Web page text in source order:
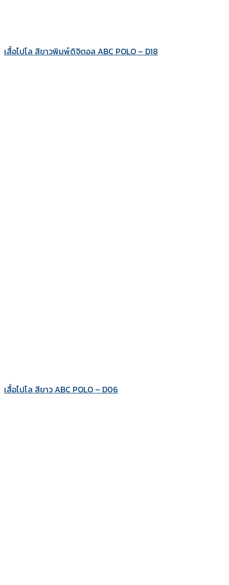
เสื้อโปโล สีขาวพิมพ์ดิจิตอล ABC POLO – D18
เสื้อโปโล สีขาว ABC POLO – D06